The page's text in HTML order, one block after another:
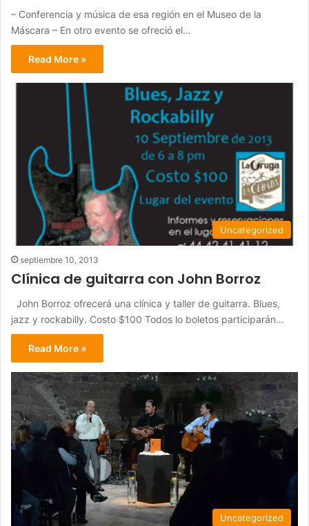
– Conferencia y música de esa región en el Museo de la
Máscara – En otro evento se ofreció el…
Read More »
Uncategorized
septiembre 10, 2013
Clínica de guitarra con John Borroz
John Borroz ofrecerá una clínica y taller de guitarra. Blues,
jazz y rockabilly. Costo $100 Todos lo boletos participarán…
Read More »
Uncategorized